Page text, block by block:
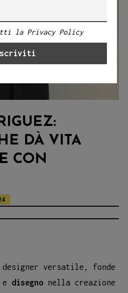
DÀ VITA
CON
versatile, fonde
e disegno nella creazione
la Privacy Policy